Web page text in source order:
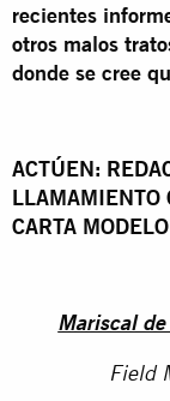
recientes
otros malos
donde se cree
ACTÚEN:
LLAMAMIENTO
CARTA MODELO
Mariscal
Field